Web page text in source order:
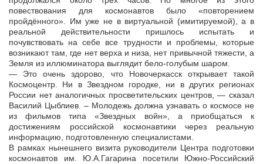
повествования для космонавтов было «повторением
пройдённого». Им уже не в виртуальной (имитируемой), а в
реальной действительности пришлось испытать и
почувствовать на себе все трудности и проблемы, которые
возникают там, где нет верха и низа, нет привычной тяжести, а
Земля из иллюминатора выглядит бело-голубым шаром.
— Это очень здорово, что Новочеркасск открывает такой
Космоцентр. Ни в Звездном городке, ни в других регионах
России нет аналогичных просветительских центров, — сказал
Василий Цыблиев. – Молодежь должна узнавать о космосе не
из фильмов типа «Звездных войн», а приобщаться к
достижениям российской космонавтики через реальную
информацию, подготовленную специалистами.
В рамках нынешнего визита руководители Центра подготовки
космонавтов им. Ю.А.Гагарина посетили Южно-Российский